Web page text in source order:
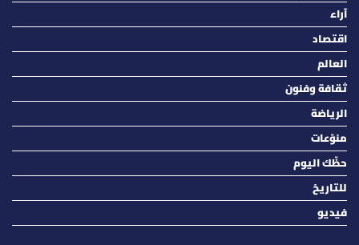
آراء
اقتصاد
العالم
ثقافة وفنون
الرياضة
منوّعات
حظّك اليوم
للتاريخ
فيديو